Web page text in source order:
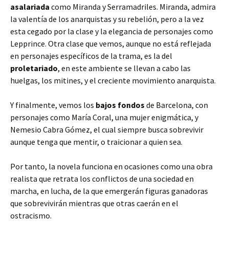
asalariada como Miranda y Serramadriles. Miranda, admira
la valentía de los anarquistas y su rebelión, pero a la vez
esta cegado por la clase y la elegancia de personajes como
Lepprince. Otra clase que vemos, aunque no está reflejada
en personajes específicos de la trama, es la del
proletariado, en este ambiente se llevan a cabo las
huelgas, los mitines, y el creciente movimiento anarquista.
Y finalmente, vemos los bajos fondos de Barcelona, con
personajes como María Coral, una mujer enigmática, y
Nemesio Cabra Gómez, el cual siempre busca sobrevivir
aunque tenga que mentir, o traicionar a quien sea.
Por tanto, la novela funciona en ocasiones como una obra
realista que retrata los conflictos de una sociedad en
marcha, en lucha, de la que emergerán figuras ganadoras
que sobrevivirán mientras que otras caerán en el
ostracismo.